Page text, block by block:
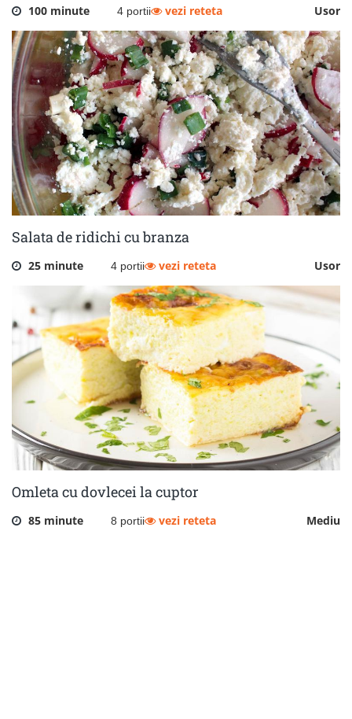
100 minute 4 portii Usor
vezi reteta
Salata de ridichi cu branza
25 minute 4 portii Usor
vezi reteta
Omleta cu dovlecei la cuptor
85 minute 8 portii Mediu
vezi reteta